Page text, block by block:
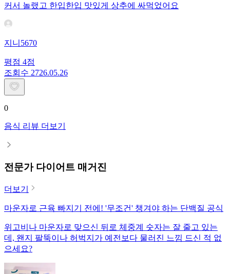
커서 놀랬고 한입한입 맛있게 상추에 싸먹었어요
지니5670
평점 4점
조회수 2726.05.26
0
음식 리뷰 더보기
전문가 다이어트 매거진
더보기
마운자로 근육 빠지기 전에! '무조건' 챙겨야 하는 단백질 공식
위고비나 마운자로 맞으신 뒤로 체중계 숫자는 잘 줄고 있는
데, 왠지 팔뚝이나 허벅지가 예전보다 물러진 느낌 드신 적 없
으세요?